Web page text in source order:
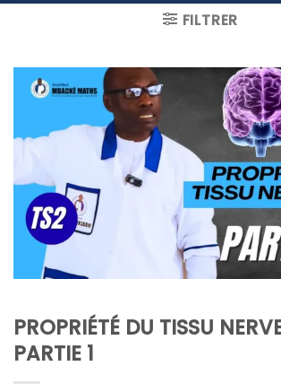
FILTRER
PROPRIÉTÉ DU TISSU
PARTIE 1